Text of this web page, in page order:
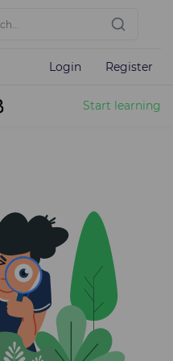
Login Register
Start learning